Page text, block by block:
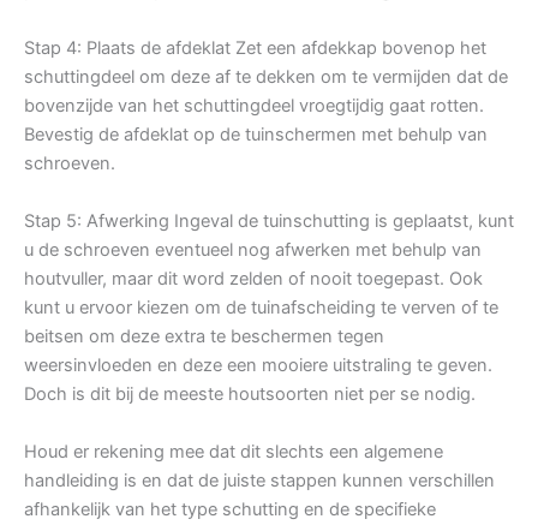
Stap 4: Plaats de afdeklat Zet een afdekkap bovenop het
schuttingdeel om deze af te dekken om te vermijden dat de
bovenzijde van het schuttingdeel vroegtijdig gaat rotten.
Bevestig de afdeklat op de tuinschermen met behulp van
schroeven.
Stap 5: Afwerking Ingeval de tuinschutting is geplaatst, kunt
u de schroeven eventueel nog afwerken met behulp van
houtvuller, maar dit word zelden of nooit toegepast. Ook
kunt u ervoor kiezen om de tuinafscheiding te verven of te
beitsen om deze extra te beschermen tegen
weersinvloeden en deze een mooiere uitstraling te geven.
Doch is dit bij de meeste houtsoorten niet per se nodig.
Houd er rekening mee dat dit slechts een algemene
handleiding is en dat de juiste stappen kunnen verschillen
afhankelijk van het type schutting en de specifieke